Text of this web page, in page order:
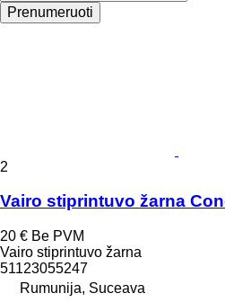
Prenumeruoti
2
Vairo stiprintuvo žarna
20 € Be PVM
Vairo stiprintuvo žarna
51123055247
Rumunija, Suceava